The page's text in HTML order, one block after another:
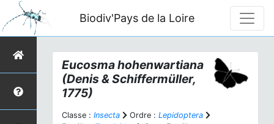
Biodiv'Pays de la Loire
Eucosma hohenwartiana
(Denis & Schiffermüller,
1775)
Classe : Insecta Ordre : Lepidoptera